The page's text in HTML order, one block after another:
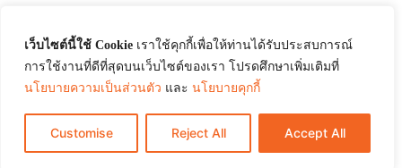
เว็บไซต์นี้ใช้ Cookie เราใช้คุกกี้เพื่อให้ท่านได้รับประสบการณ์
การใช้งานที่ดีที่สุดบนเว็บไซต์ของเรา โปรดศึกษาเพิ่มเติมที่
นโยบายความเป็นส่วนตัว และ นโยบายคุกกี้
Customise Reject All Accept All